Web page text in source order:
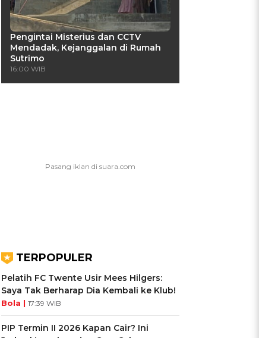
Pengintai Misterius dan CCTV
Mendadak, Kejanggalan di Rumah
Sutrimo
16:00 WIB
TERPOPULER
Pelatih FC Twente Usir Mees Hilgers:
Saya Tak Berharap Dia Kembali ke Klub!
Bola | 17:39 WIB
PIP Termin II 2026 Kapan Cair? Ini